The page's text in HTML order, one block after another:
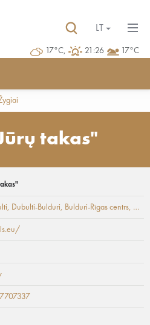
17°C, 21:26 17°C
LT
takas"
Dubulti-Bulduri, Bulduri-Rīgas centrs, Dubulti